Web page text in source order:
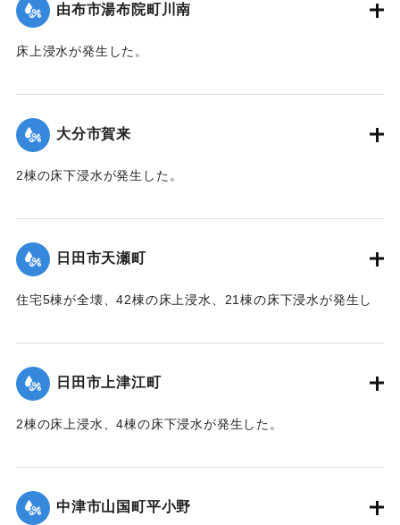
｜固有コード: 01215055
由布市湯布院町川南
床上浸水が発生した。
2020/7/6｜固有コード:01215056
大分市賀来
2棟の床下浸水が発生した。
2020/7/6｜固有コード:
日田市天瀬町
住宅5棟が全壊、42棟の床上浸水、21棟の床下浸水が発生し
（第 37 報）】
｜固有コード:01215050
日田市上津江町
2棟の床上浸水、4棟の床下浸水が発生した。
｜固有コード:
中津市山国町平小野